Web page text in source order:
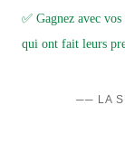
✅ Gagnez avec
qui ont fait leurs
── LA